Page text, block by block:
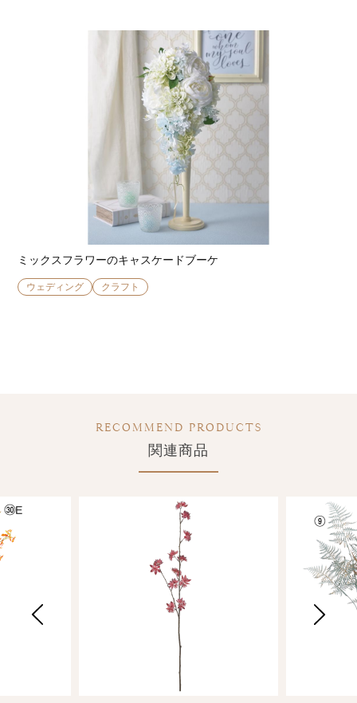
ミックスフラワーのキャスケードブーケ
ウェディング クラフト
RECOMMEND PRODUCTS
関連商品